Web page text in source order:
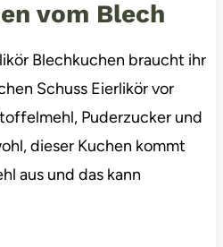
vom Blech
Blechkuchen braucht ihr
Schuss Eierlikör vor
Puderzucker und
dieser Kuchen kommt
aus und das kann